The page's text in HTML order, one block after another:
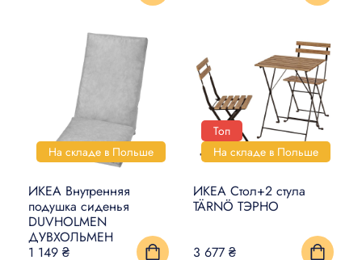
На складе в Польше
ИКЕА Внутренняя
подушка сиденья
DUVHOLMEN
ДУВХОЛЬМЕН
1 149 ₴
Топ
На складе в Польше
ИКЕА Стол+2 стула
TÄRNÖ ТЭРНО
3 677 ₴